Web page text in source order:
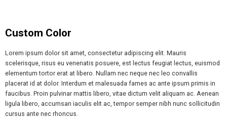
Custom Color
Lorem ipsum dolor sit amet, consectetur adipiscing elit. Mauris
scelerisque, risus eu venenatis posuere, est lectus feugiat lectus, euismod
elementum tortor erat at libero. Nullam nec neque nec leo convallis
placerat id at dolor. Interdum et malesuada fames ac ante ipsum primis in
faucibus. Proin pulvinar mattis libero, vitae dictum velit aliquam ac. Aenean
ligula libero, accumsan iaculis elit ac, tempor semper nibh nunc sollicitudin
cursus ante nec rhoncus.